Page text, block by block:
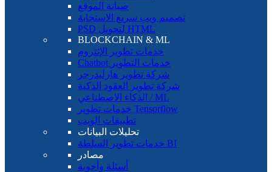
صيانة الموقع
تصميم ويب سريع الاستجابة
PSD لتحويل HTML
BLOCKCHAIN ​​& ML
خدمات تطوير الإثتروم
Chatbot خدمات التطوير
شركة تطوير هارليدرجر
شركة تطوير العقود الذكية
الذكاء الاصطناعي / ML
خدمات تطوير Tensorflow
تطبيقات الويب
تحليلات البيانات
خدمات تطوير السلطة BI
مصادر
أسئلة وأجوبة